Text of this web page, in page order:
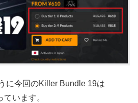
に今回のKiller Bundle 19は
います。